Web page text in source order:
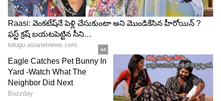
రైలు టికెట్ బుక్ చేసే విధానం
తత్కాల్ బుకింగ్ సమయానికి (ఉదయం 10 లేదా 11
గంటలకు) సుమారు 15-20 నిమిషాల ముందే IRCTC
యాప్ లేదా వెబ్‌సైట్ ఓపెన్ చేయండి. మీ అకౌంట్‌లోని 'My
Account' సెక్షన్‌కి వెళ్లి, అక్కడ 'My Master List'
ఆప్షన్‌పై క్లిక్ చేయండి. ఇక్కడ, మీరు ఎవరికైతే టికెట్లు బుక్
చేయాలనుకుంటున్నారో, వాళ్ల పేర్లు, వయసు, జెండర్ వంటి